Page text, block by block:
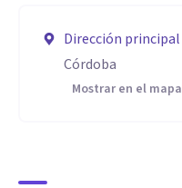
Dirección principal
Córdoba
Mostrar en el mapa